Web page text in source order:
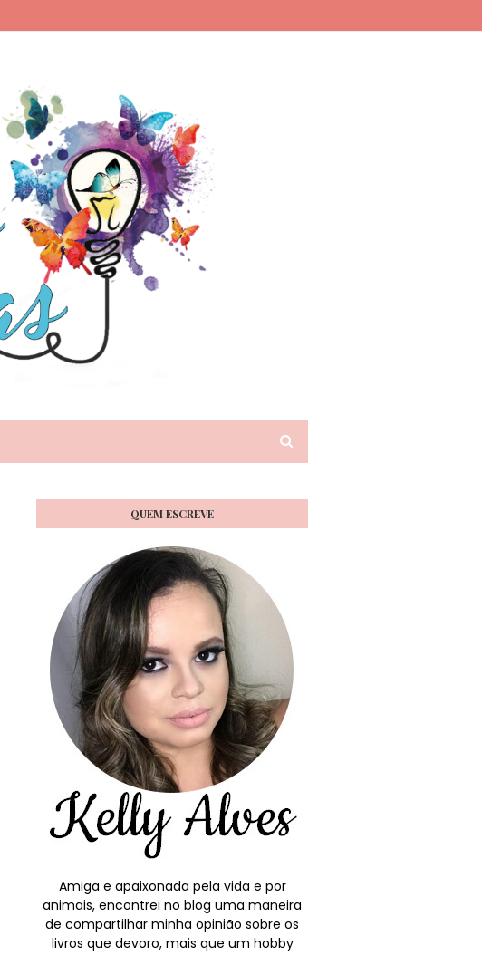
QUEM ESCREVE
Amiga e apaixonada pela vida e por
animais, encontrei no blog uma maneira
de compartilhar minha opinião sobre os
livros que devoro, mais que um hobby